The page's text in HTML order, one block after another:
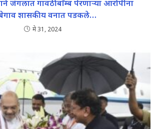
जंगलात गावठीबाँम्ब पेरणाऱ्या आरोपींना
शासकीय वनात पडकले…
मे 31, 2024